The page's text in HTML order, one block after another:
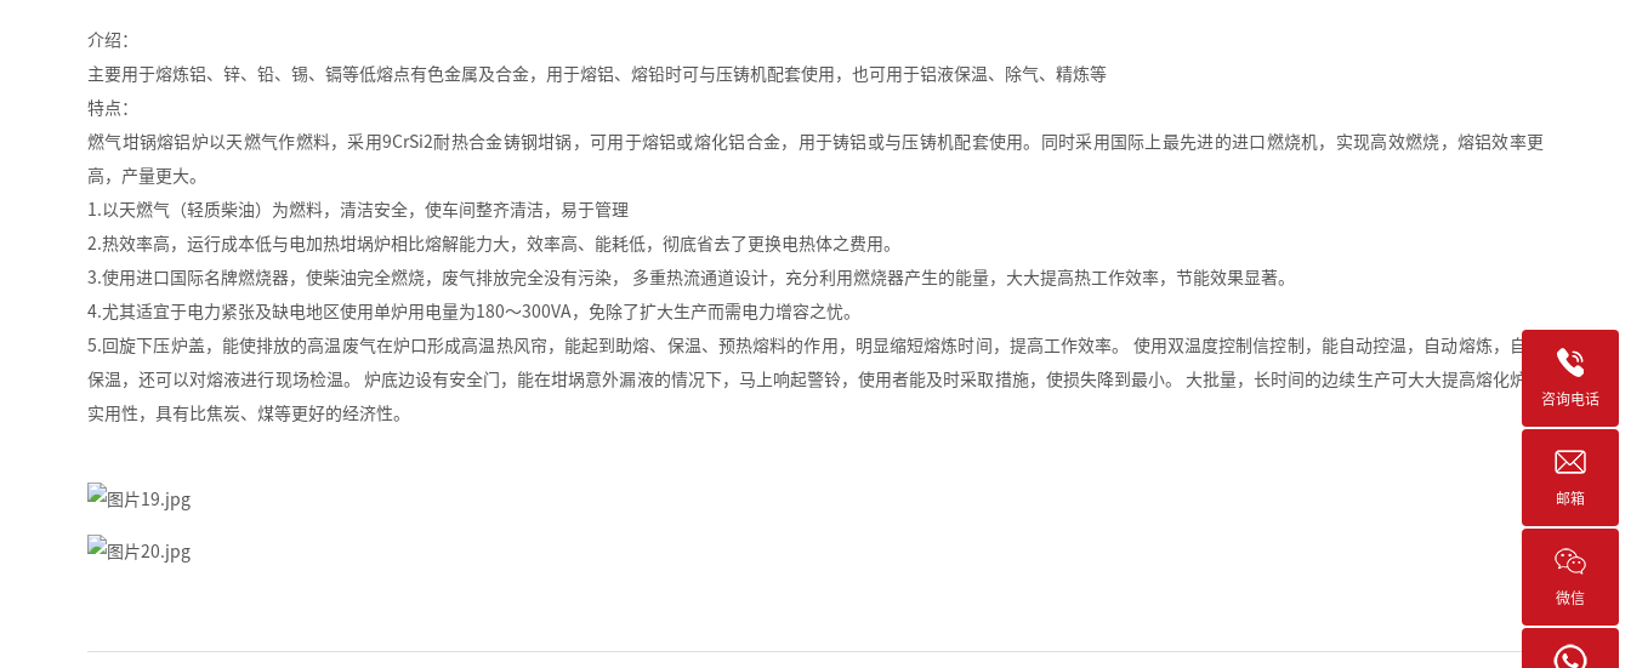
介绍：
主要用于熔炼铝、锌、铅、锡、镉等低熔点有色金属及合金，用于熔铝、熔铅时可与压铸机配套使用，也可用于铝液保温、除气、精炼等
特点：
燃气坩锅熔铝炉以天燃气作燃料，采用9CrSi2耐热合金铸钢坩锅，可用于熔铝或熔化铝合金，用于铸铝或与压铸机配套使用。同时采用国际上最先进的进口燃烧机，实现高效燃烧，熔铝效率更
高，产量更大。
1.以天燃气（轻质柴油）为燃料，清洁安全，使车间整齐清洁，易于管理
2.热效率高，运行成本低与电加热坩埚炉相比熔解能力大，效率高、能耗低，彻底省去了更换电热体之费用。
3.使用进口国际名牌燃烧器，使柴油完全燃烧，废气排放完全没有污染， 多重热流通道设计，充分利用燃烧器产生的能量，大大提高热工作效率，节能效果显著。
4.尤其适宜于电力紧张及缺电地区使用单炉用电量为180～300VA，免除了扩大生产而需电力增容之忧。
5.回旋下压炉盖，能使排放的高温废气在炉口形成高温热风帘，能起到助熔、保温、预热熔料的作用，明显缩短熔炼时间，提高工作效率。 使用双温度控制信控制，能自动控温，自动熔炼，自动
保温，还可以对熔液进行现场检温。 炉底边设有安全门，能在坩埚意外漏液的情况下，马上响起警铃，使用者能及时采取措施，使损失降到最小。 大批量，长时间的边续生产可大大提高熔化炉的
实用性，具有比焦炭、煤等更好的经济性。
咨询电话
邮箱
微信